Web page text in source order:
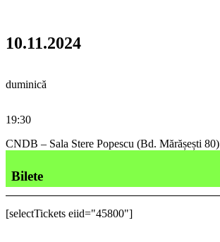
10.11.2024
duminică
19:30
CNDB – Sala Stere Popescu (Bd. Mărășești 80)
Bilete
[selectTickets eiid="45800"]